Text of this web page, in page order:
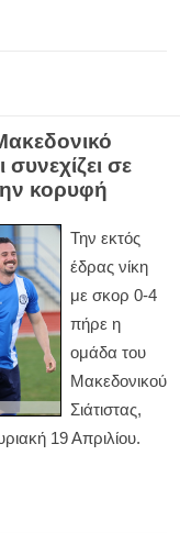
σε
κορυφή
Την εκτός
έδρας νίκη
με σκορ 0-4
πήρε η
ομάδα του
Μακεδονικού
Σιάτιστας,
19 Απριλίου.